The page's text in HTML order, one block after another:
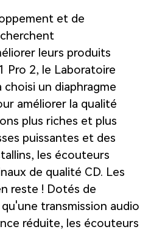
et de
leurs produits
Pro 2, le Laboratoire
un diaphragme
améliorer la qualité
plus riches et plus
puissantes et des
les écouteurs
de qualité CD. Les
reste ! Dotés de
transmission audio
réduite, les écouteurs